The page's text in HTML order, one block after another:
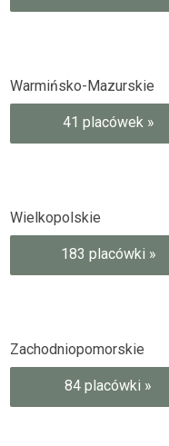
Warmińsko-Mazurskie
41 placówek »
Wielkopolskie
183 placówki »
Zachodniopomorskie
84 placówki »